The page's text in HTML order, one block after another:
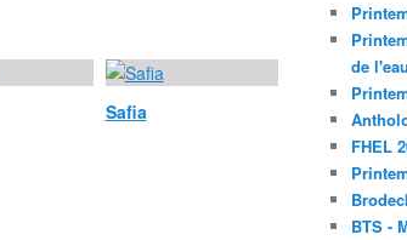
Safia
de l'eau
FHEL
BTS -